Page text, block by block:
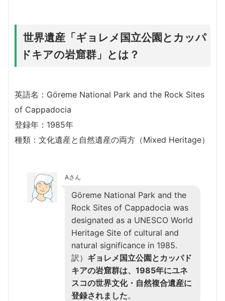
世界遺産「ギョレメ国立公園とカッパ
ドキアの岩窟群」とは？
英語名：Göreme National Park and the Rock Sites
of Cappadocia
登録年：1985年
種類：文化遺産と自然遺産の両方（Mixed Heritage）
Aさん
Göreme National Park and the
Rock Sites of Cappadocia was
designated as a UNESCO World
Heritage Site of cultural and
natural significance in 1985.
訳） ギョレメ国立公園とカッパド
キアの岩窟群は、1985年にユネ
スコの世界文化・自然複合遺産に
登録されました。